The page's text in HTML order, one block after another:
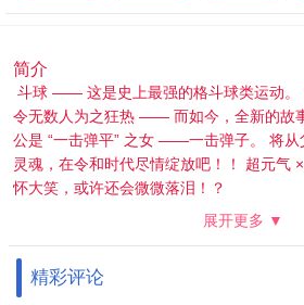
简介
斗球 —— 这是史上最强的格斗球类运动。
令无数人为之狂热 —— 而如今，全新的故
公是 “一击弹平” 之女 ——一击弹子。 将从
灵魂，在令和时代尽情绽放吧！！ 超元气
怀大笑，或许还会微微落泪！？
展开更多 ▼
精彩评论